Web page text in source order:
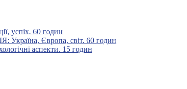
успіх. 60 годин
Європа, світ. 60 годин
аспекти. 15 годин